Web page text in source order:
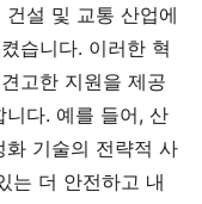
설 및 교통 산업에
습니다. 이러한 혁
고한 지원을 제공
다. 예를 들어, 산
기술의 전략적 사
는 더 안전하고 내